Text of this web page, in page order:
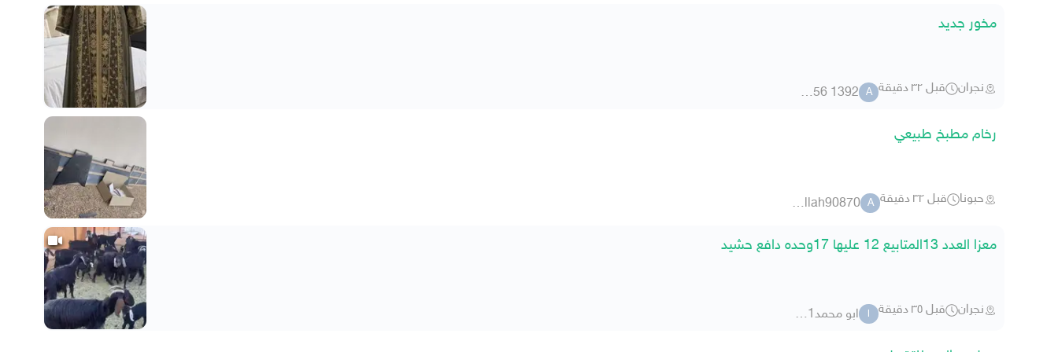
مخور جديد
نجران قبل ٣٢ دقيقة A
a23456 1392
رخام مطبخ طبيعي
حبونا قبل ٣٢ دقيقة A
abdullah90870
معزا العدد 13المتابيع 12 عليها 17وحده دافع حشيد
نجران قبل ٣٥ دقيقة ا ابو محمدllllll911